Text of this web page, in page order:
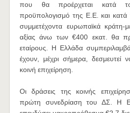
που θα προέρχεται κατά
προϋπολογισμό της Ε.Ε. και
συμμετέχοντα ευρωπαϊκά κράτη-
αξίας άνω των €400 εκατ. θα
εταίρους. Η Ελλάδα
έχουν, μέχρι σήμερα, δεσμευτεί
κοινή επιχείρηση.
Oι δράσεις της κοινής
πρώτη συνεδρίαση του ΔΣ. Η